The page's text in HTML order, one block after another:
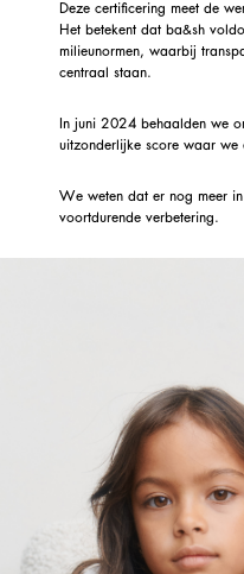
Deze certificering meet de
Het betekent dat ba&sh
milieunormen, waarbij
centraal staan.
In juni 2024 behaalden we
uitzonderlijke score waar we
We weten dat er nog meer
voortdurende verbetering.